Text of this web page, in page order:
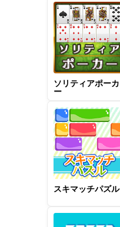
ソリティアポーカ
ー
スキマッチパズル